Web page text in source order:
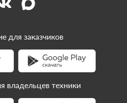
для заказчиков
владельцев техники